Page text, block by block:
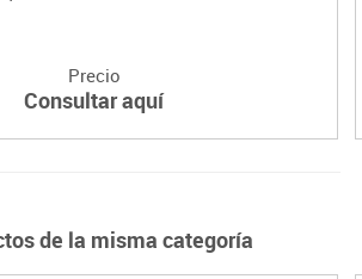
Precio
Consultar aquí
de la misma categoría